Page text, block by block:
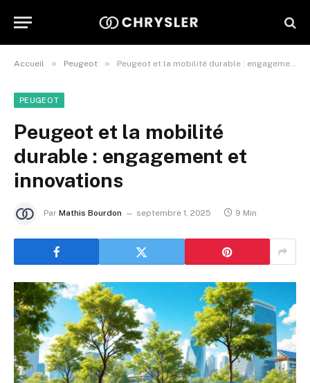
Accueil » Peugeot » Peugeot et la mobilité durable : engagement et innovations
PEUGEOT
Peugeot et la mobilité
durable : engagement et
innovations
Par Mathis Bourdon septembre 1, 2025 9 Min